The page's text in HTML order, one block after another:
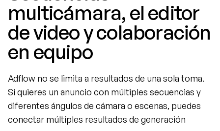
multicámara, el editor
de video y colaboración
en equipo
Adflow no se limita a resultados de una sola toma.
Si quieres un anuncio con múltiples secuencias y
diferentes ángulos de cámara o escenas, puedes
conectar múltiples resultados de generación